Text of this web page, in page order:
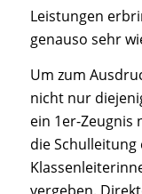
Leistungen
genauso sehr
Um zum
nicht nur
ein 1er-Zeugnis
die